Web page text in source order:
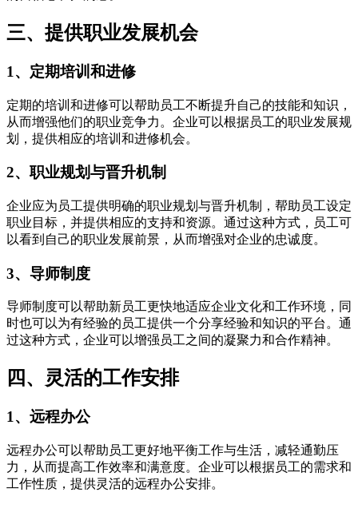
三、提供职业发展机会
1、定期培训和进修
定期的培训和进修可以帮助员工不断提升自己的技能和知识，
从而增强他们的职业竞争力。企业可以根据员工的职业发展规
划，提供相应的培训和进修机会。
2、职业规划与晋升机制
企业应为员工提供明确的职业规划与晋升机制，帮助员工设定
职业目标，并提供相应的支持和资源。通过这种方式，员工可
以看到自己的职业发展前景，从而增强对企业的忠诚度。
3、导师制度
导师制度可以帮助新员工更快地适应企业文化和工作环境，同
时也可以为有经验的员工提供一个分享经验和知识的平台。通
过这种方式，企业可以增强员工之间的凝聚力和合作精神。
四、灵活的工作安排
1、远程办公
远程办公可以帮助员工更好地平衡工作与生活，减轻通勤压
力，从而提高工作效率和满意度。企业可以根据员工的需求和
工作性质，提供灵活的远程办公安排。